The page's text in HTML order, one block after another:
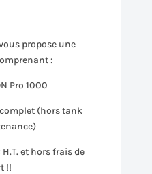
vous propose une
:
Pro 1000
complet (hors tank
et hors frais de
!!